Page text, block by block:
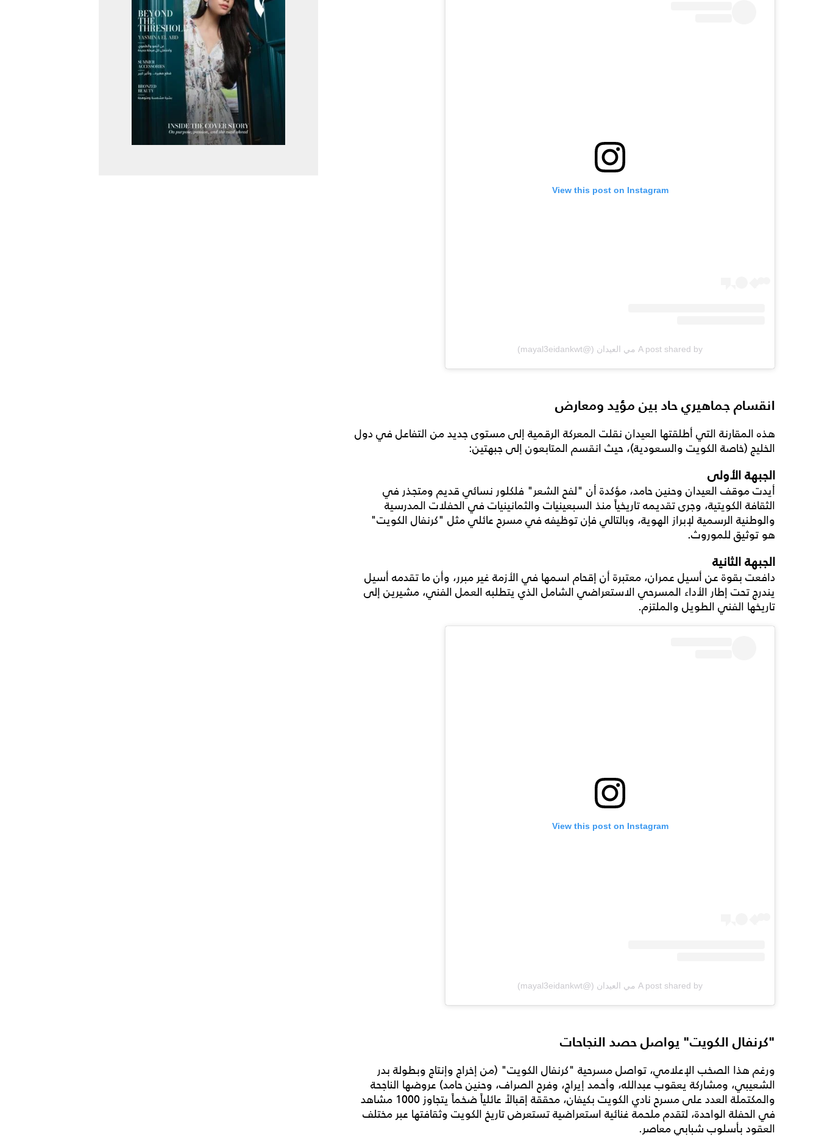
View this post on Instagram
A post shared by مي العيدان (@mayal3eidankwt)
انقسام جماهيري حاد بين مؤيد ومعارض
هذه المقارنة التي أطلقتها العيدان نقلت المعركة الرقمية إلى مستوى جديد من التفاعل في دول
الخليج (خاصة الكويت والسعودية)، حيث انقسم المتابعون إلى جبهتين:
الجبهة الأولى
أيدت موقف العيدان وحنين حامد، مؤكدة أن "لفح الشعر" فلكلور نسائي قديم ومتجذر في
الثقافة الكويتية، وجرى تقديمه تاريخياً منذ السبعينيات والثمانينيات في الحفلات المدرسية
والوطنية الرسمية لإبراز الهوية، وبالتالي فإن توظيفه في مسرح عائلي مثل "كرنفال الكويت"
هو توثيق للموروث.
الجبهة الثانية
دافعت بقوة عن أسيل عمران، معتبرة أن إقحام اسمها في الأزمة غير مبرر، وأن ما تقدمه أسيل
يندرج تحت إطار الأداء المسرحي الاستعراضي الشامل الذي يتطلبه العمل الفني، مشيرين إلى
تاريخها الفني الطويل والملتزم.
View this post on Instagram
A post shared by مي العيدان (@mayal3eidankwt)
"كرنفال الكويت" يواصل حصد النجاحات
ورغم هذا الصخب الإعلامي، تواصل مسرحية "كرنفال الكويت" (من إخراج وإنتاج وبطولة بدر
الشعيبي، ومشاركة يعقوب عبدالله، وأحمد إيراج، وفرح الصراف، وحنين حامد) عروضها الناجحة
والمكتملة العدد على مسرح نادي الكويت بكيفان، محققة إقبالاً عائلياً ضخماً يتجاوز 1000 مشاهد
في الحفلة الواحدة، لتقدم ملحمة غنائية استعراضية تستعرض تاريخ الكويت وثقافتها عبر مختلف
العقود بأسلوب شبابي معاصر.